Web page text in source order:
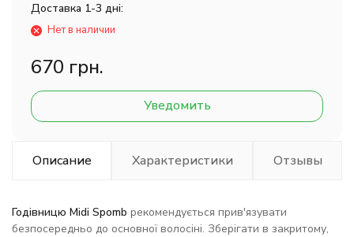
Доставка 1-3 дні:
Нет в наличии
670 грн.
Уведомить
Описание Характеристики Отзывы
Годівницю Midi Spomb рекомендується прив'язувати
безпосередньо до основної волосіні. Зберігати в закритому,